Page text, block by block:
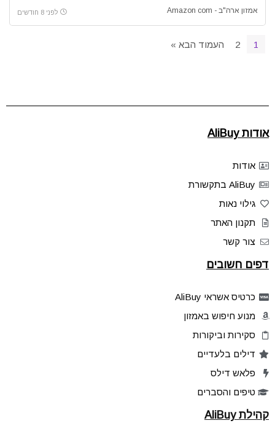
אמזון ארה"ב - Amazon com לפני 8 חודשים
1
2 העמוד הבא »
אודות AliBuy
אודות
AliBuy בתקשורת
גילוי נאות
תקנון האתר
צור קשר
דפים חשובים
כרטיס אשראי AliBuy
מנוע חיפוש באמזון
סקירות וביקורות
דילים בלעדיים
פלאש דילס
טיפים והסברים
קהילת AliBuy